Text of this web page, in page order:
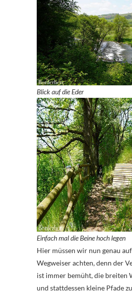
Blick auf die Eder
Einfach mal die Beine hoch legen
Hier müssen wir nun genau
Wegweiser achten, denn der
ist immer bemüht, die breiten
und stattdessen kleine Pfade